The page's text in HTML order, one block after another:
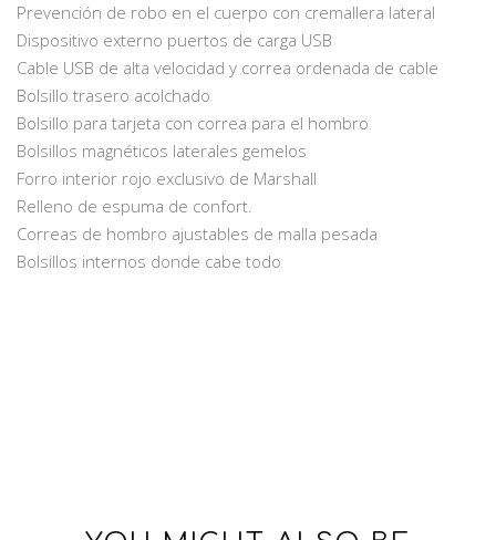
Prevención de robo en el cuerpo con cremallera lateral
Dispositivo externo puertos de carga USB
Cable USB de alta velocidad y correa ordenada de cable
Bolsillo trasero acolchado
Bolsillo para tarjeta con correa para el hombro
Bolsillos magnéticos laterales gemelos
Forro interior rojo exclusivo de Marshall
Relleno de espuma de confort.
Correas de hombro ajustables de malla pesada
Bolsillos internos donde cabe todo